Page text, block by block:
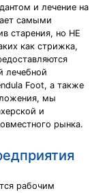
и лечение на
самыми
старения, но НЕ
как стрижка,
лечебной
Foot, а также
мы
и
рынка.
рабочим